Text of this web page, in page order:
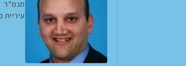
מנמ"ר
עיריית